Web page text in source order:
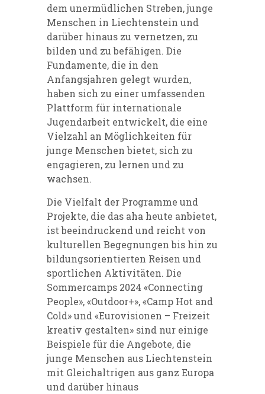
dem unermüdlichen Streben, junge
Menschen in Liechtenstein und
darüber hinaus zu vernetzen, zu
bilden und zu befähigen. Die
Fundamente, die in den
Anfangsjahren gelegt wurden,
haben sich zu einer umfassenden
Plattform für internationale
Jugendarbeit entwickelt, die eine
Vielzahl an Möglichkeiten für
junge Menschen bietet, sich zu
engagieren, zu lernen und zu
wachsen.
Die Vielfalt der Programme und
Projekte, die das aha heute anbietet,
ist beeindruckend und reicht von
kulturellen Begegnungen bis hin zu
bildungsorientierten Reisen und
sportlichen Aktivitäten. Die
Sommercamps 2024 «Connecting
People», «Outdoor+», «Camp Hot and
Cold» und «Eurovisionen – Freizeit
kreativ gestalten» sind nur einige
Beispiele für die Angebote, die
junge Menschen aus Liechtenstein
mit Gleichaltrigen aus ganz Europa
und darüber hinaus